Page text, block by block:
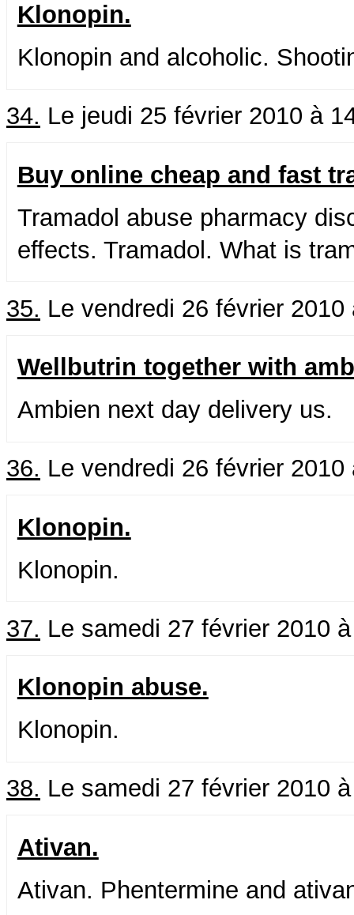
Klonopin.
Klonopin and alcoholic.
34. Le jeudi 25 février 2010 à
Buy online cheap and fast
Tramadol abuse pharmacy
effects. Tramadol. What is
35. Le vendredi 26 février
Wellbutrin together with
Ambien next day delivery us.
36. Le vendredi 26 février
Klonopin.
Klonopin.
37. Le samedi 27 février 2010
Klonopin abuse.
Klonopin.
38. Le samedi 27 février 2010
Ativan.
Ativan. Phentermine and